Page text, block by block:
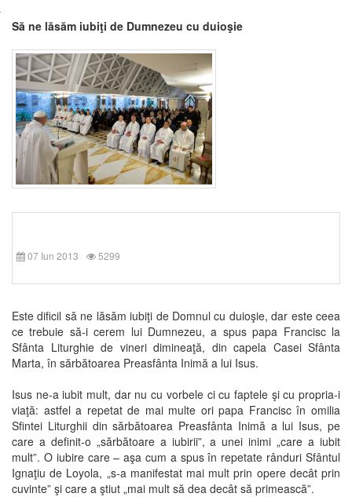
Să ne lăsăm iubiţi de Dumnezeu cu duioşie
07 Iun 2013 5299
Este dificil să ne lăsăm iubiţi de Domnul cu duioşie, dar este ceea
ce trebuie să-i cerem lui Dumnezeu, a spus papa Francisc la
Sfânta Liturghie de vineri dimineaţă, din capela Casei Sfânta
Marta, în sărbătoarea Preasfânta Inimă a lui Isus.
Isus ne-a iubit mult, dar nu cu vorbele ci cu faptele şi cu propria-i
viaţă: astfel a repetat de mai multe ori papa Francisc în omilia
Sfintei Liturghii din sărbătoarea Preasfânta Inimă a lui Isus, pe
care a definit-o „sărbătoare a iubirii”, a unei inimi „care a iubit
mult”. O iubire care – aşa cum a spus în repetate rânduri Sfântul
Ignaţiu de Loyola, „s-a manifestat mai mult prin opere decât prin
cuvinte” şi care a ştiut „mai mult să dea decât să primească”.